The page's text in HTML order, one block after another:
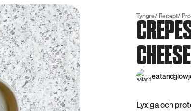
Tyngre Recept
Lyxiga och